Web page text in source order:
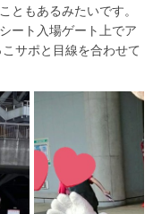
ともあるみたいです。
ート入場ゲート上でア
サポと目線を合わせて